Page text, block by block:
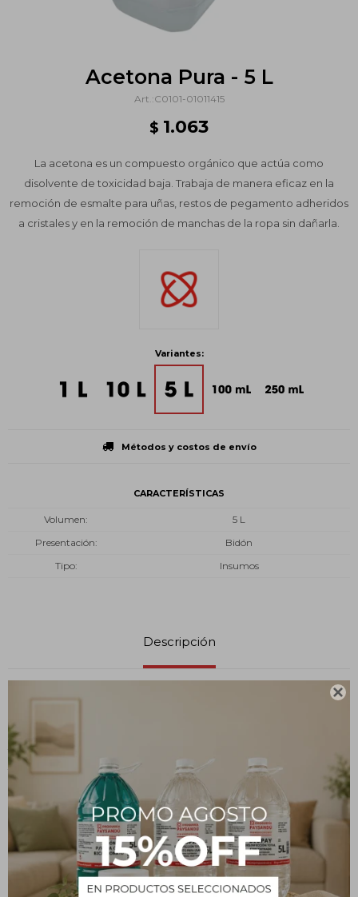

Acetona Pura - 5 L
C0101-01011415
$ 1.063
La acetona es un compuesto orgánico que actúa como
disolvente de toxicidad baja. Trabaja de manera eficaz en la
remoción de esmalte para uñas, restos de pegamento adheridos
a cristales y en la remoción de manchas de la ropa sin dañarla.
Variantes:
Métodos y costos de envío
CARACTERÍSTICAS
Volumen
5 L
Presentación
Bidón
Tipo
Insumos
Descripción
La acetona, un líquido incoloro, es un disolvente usado en la
fabricación de plásticos y otros productos industriales. La acetona
también puede usarse en cantidades limitadas en productos para
la casa, entre cosméticos y productos de cuidado personal,
donde su aplicación más frecuente sería en la formulación de
quitaesmalte para uñas.
Usos y beneficios